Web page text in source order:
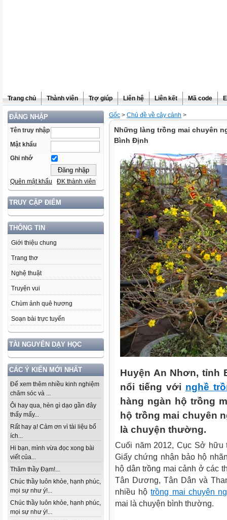
Trang chủ Thành viên Trợ giúp Liên hệ Liên kết Mã code
ĐĂNG NHẬP
Tên truy nhập
Mật khẩu
Ghi nhớ
Quên mật khẩu ĐK thành viên
TRUY CẬP ĐIỂM
THÔNG TIN
Giới thiệu chung
Trang thơ
Nghệ thuật
Truyện vui
Chùm ảnh quê hương
Soạn bài trực tuyến
TÀI NGUYÊN DẠY HỌC
CÁC Ý KIẾN MỚI NHẤT
Để xem thêm nhiều kinh nghiệm
chăm sóc và ...
Ôi hay qua, hèn gì dạo gần đây
thấy mấy...
Rất hay ạ! Cảm ơn vì tài liệu bổ
ích...
Hi bạn, mình vừa đọc xong bài
viết của...
Thăm thầy Đạm!...
Chúc thầy luôn khỏe, hạnh phúc,
mọi sự như ý!...
Chúc thầy luôn khỏe, hạnh phúc,
mọi sự như ý!...
Gốc > Chủ đề về cây cảnh >
Những làng trồng mai chuyên
Bình Định
Huyện An Nhơn, tỉnh
nổi tiếng với nghề
hàng ngàn hộ trồng
hộ trồng mai chuyên
là chuyện thường.
Cuối năm 2012, Cục Sở hữu
Giấy chứng nhận bảo hộ
hộ dân trồng mai cảnh ở các
Tân Dương, Tân Dân và
nhiều hộtrồng mai chuyên
mai là chuyện bình thường.